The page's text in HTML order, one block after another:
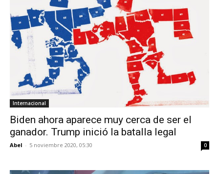
Internacional
Biden ahora aparece muy cerca de ser el
ganador. Trump inició la batalla legal
Abel - 5 noviembre 2020, 05:30 0